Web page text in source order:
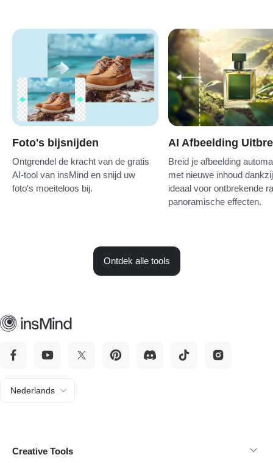
Foto's bijsnijden
Ontgrendel de kracht van de gratis
AI-tool van insMind en snijd uw
foto's moeiteloos bij.
AI Afbeelding
Breid je afbeelding
met nieuwe inhoud
ideaal voor ontbrekende
panoramische effecten.
Ontdek alle tools
Nederlands
Creative Tools